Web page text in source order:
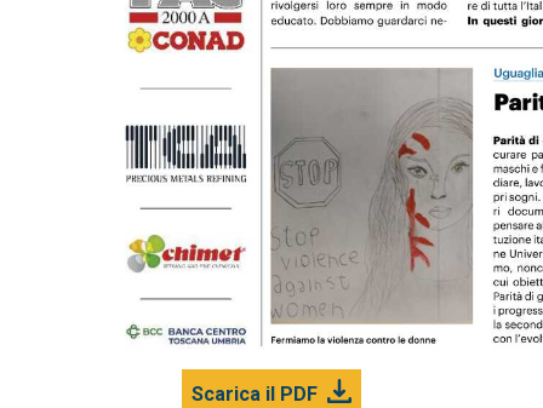
Scarica il PDF